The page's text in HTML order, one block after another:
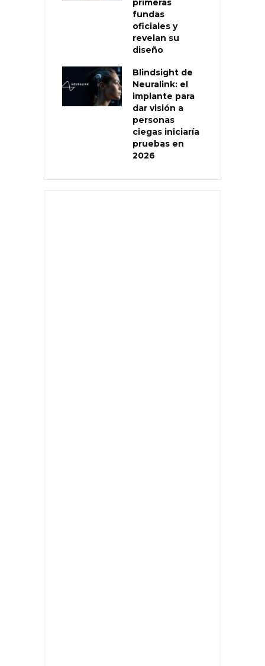
fundas
oficiales y
revelan su
diseño
Blindsight de
Neuralink: el
implante para
dar visión a
personas
ciegas iniciaría
pruebas en
2026